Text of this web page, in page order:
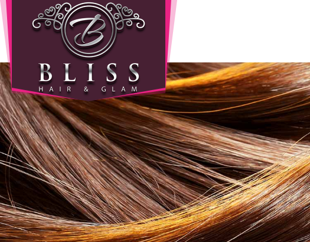
Wie
zijn
wij
Onze
producten
Prijzen
Gastenboek